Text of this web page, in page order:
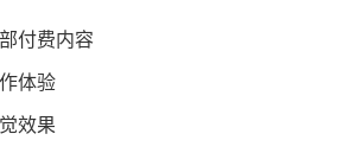
付费内容
体验
效果